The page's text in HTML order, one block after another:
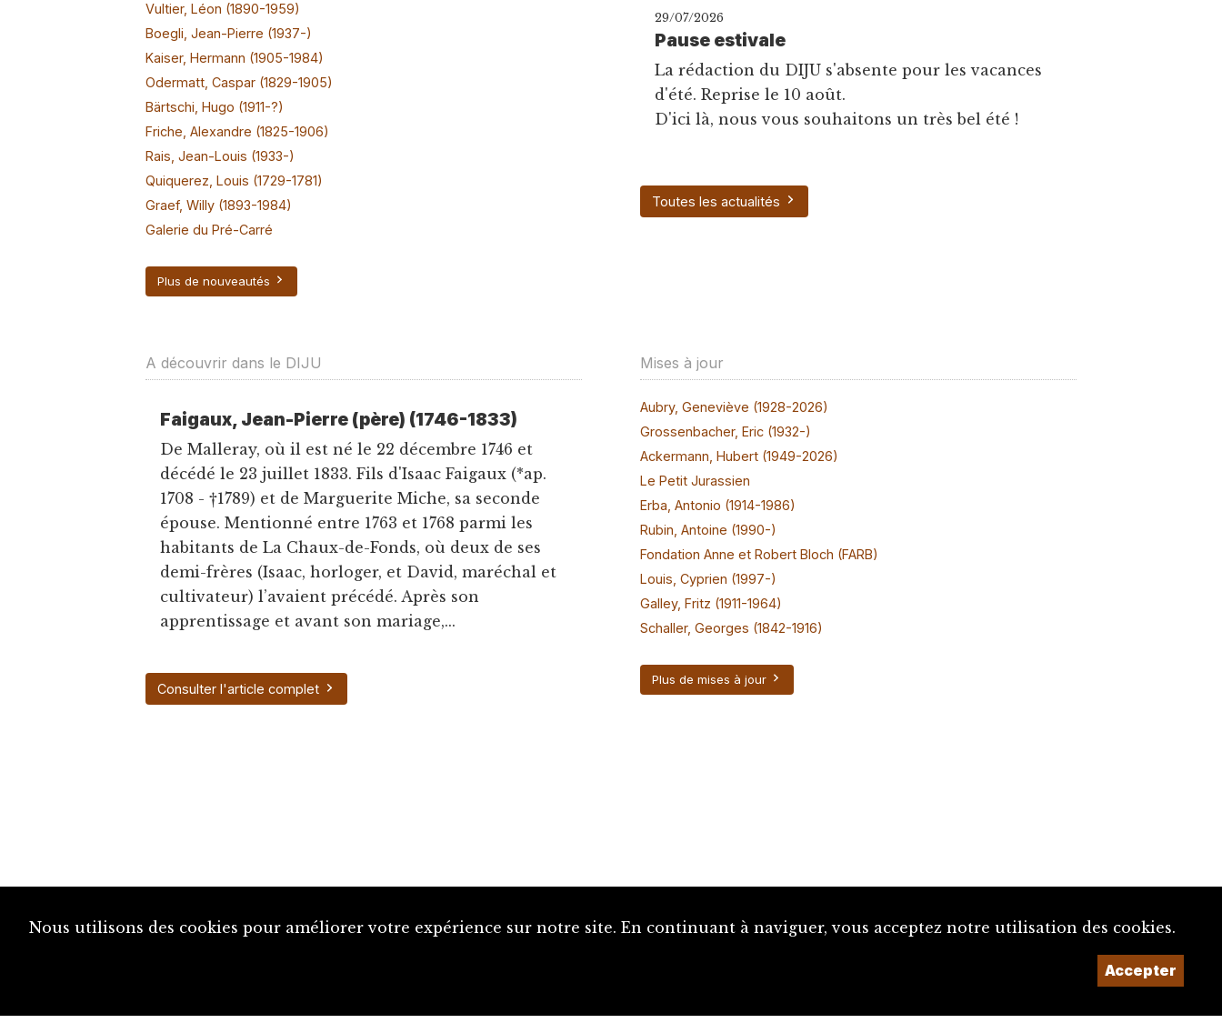
Vultier, Léon (1890-1959)
Boegli, Jean-Pierre (1937-)
Kaiser, Hermann (1905-1984)
Odermatt, Caspar (1829-1905)
Bärtschi, Hugo (1911-?)
Friche, Alexandre (1825-1906)
Rais, Jean-Louis (1933-)
Quiquerez, Louis (1729-1781)
Graef, Willy (1893-1984)
Galerie du Pré-Carré
Plus de nouveautés
29/07/2026
Pause estivale
La rédaction du DIJU s'absente pour les vacances
d'été. Reprise le 10 août.
D'ici là, nous vous souhaitons un très bel été !
Toutes les actualités
A découvrir dans le DIJU
Faigaux, Jean-Pierre (père) (1746-1833)
De Malleray, où il est né le 22 décembre 1746 et
décédé le 23 juillet 1833. Fils d'Isaac Faigaux (*ap.
1708 - †1789) et de Marguerite Miche, sa seconde
épouse. Mentionné entre 1763 et 1768 parmi les
habitants de La Chaux-de-Fonds, où deux de ses
demi-frères (Isaac, horloger, et David, maréchal et
cultivateur) l’avaient précédé. Après son
apprentissage et avant son mariage,...
Consulter l'article complet
Mises à jour
Aubry, Geneviève (1928-2026)
Grossenbacher, Eric (1932-)
Ackermann, Hubert (1949-2026)
Le Petit Jurassien
Erba, Antonio (1914-1986)
Rubin, Antoine (1990-)
Fondation Anne et Robert Bloch (FARB)
Louis, Cyprien (1997-)
Galley, Fritz (1911-1964)
Schaller, Georges (1842-1916)
Plus de mises à jour
Un projet de la
Nous utilisons des cookies pour améliorer votre expérience sur notre site. En continuant à naviguer, vous acceptez notre utilisation des cookies.
Accepter